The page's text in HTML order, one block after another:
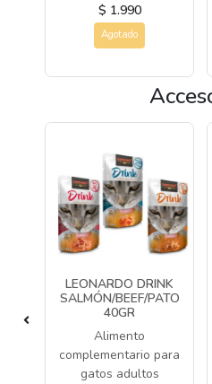
$ 1.990
Agotado
LEONARDO DRINK
SALMÓN/BEEF/PATO
40GR
Alimento
complementario para
gatos adultos